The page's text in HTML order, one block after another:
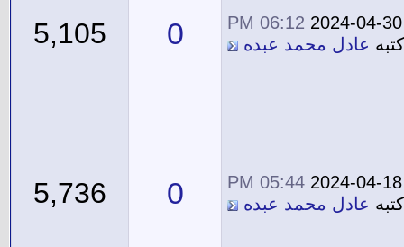
2024-04-30
06:12 PM
كتبه عادل محمد عبده 0
5,105
2024-04-18
05:44 PM
كتبه عادل محمد عبده 0
5,736